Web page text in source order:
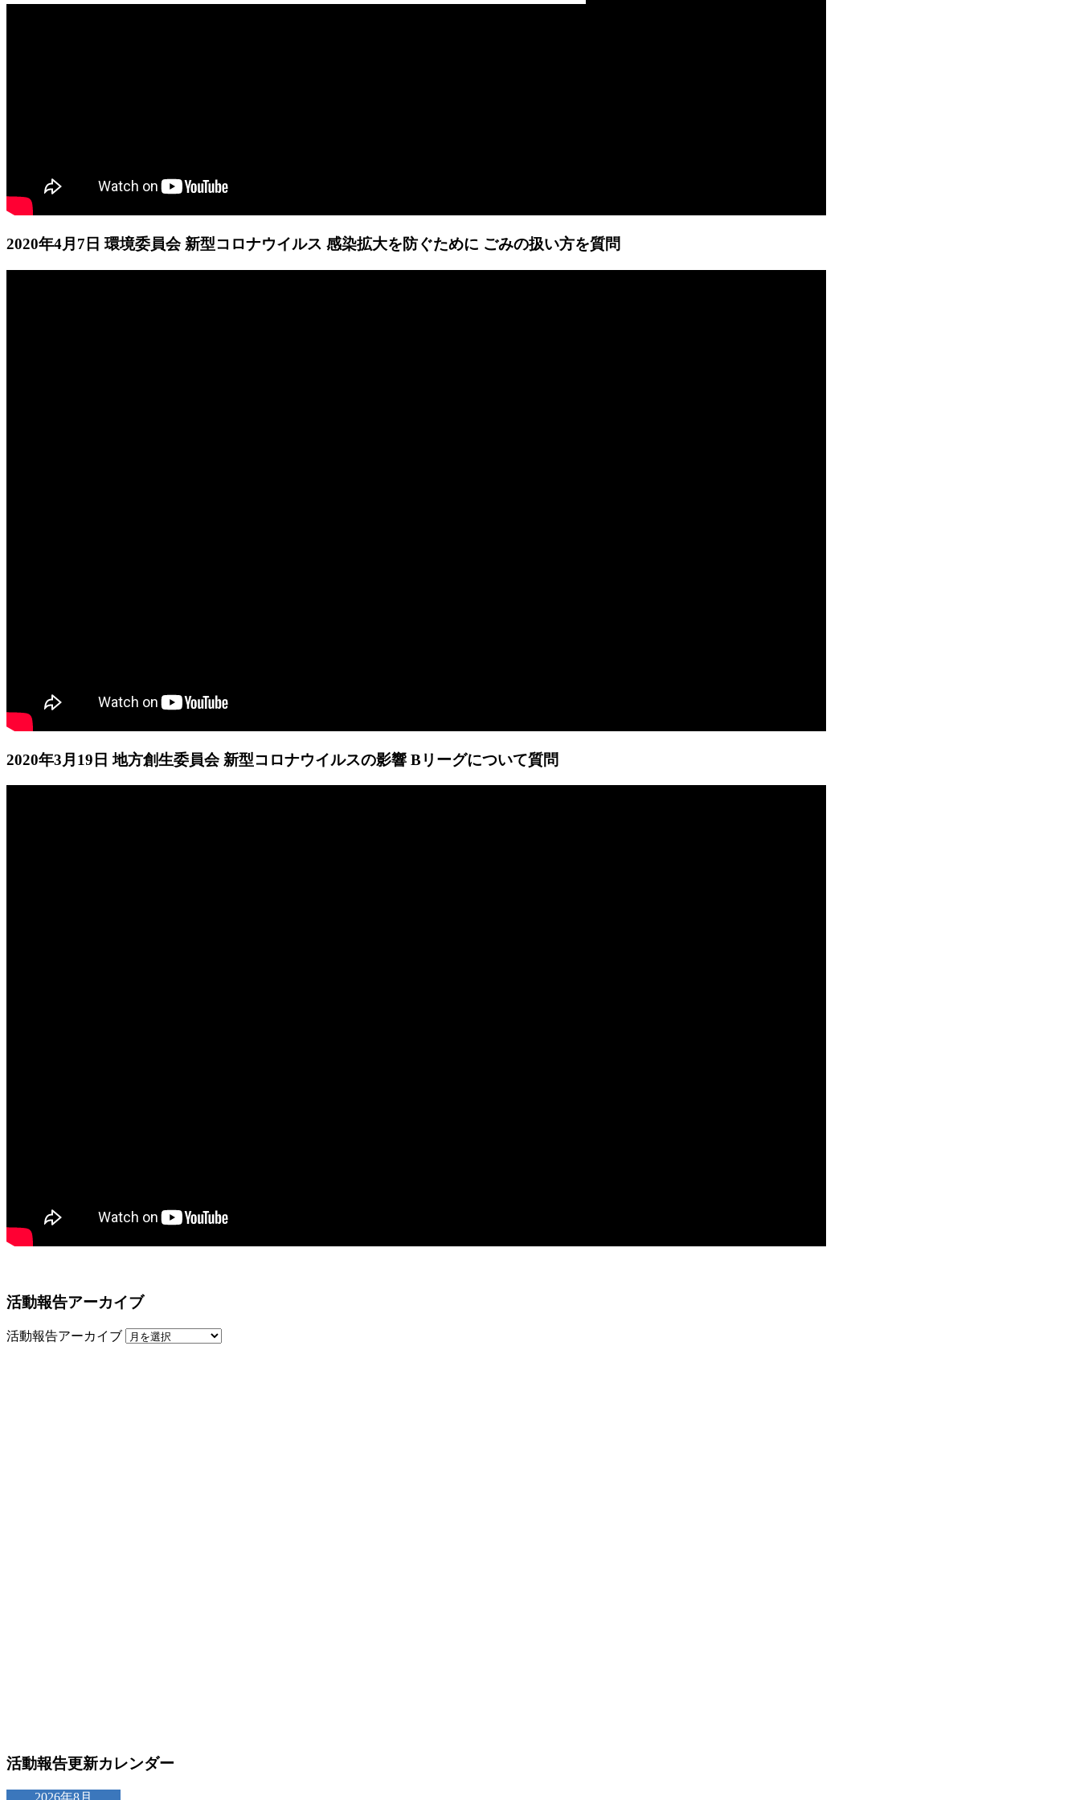
2020年4月7日 環境委員会 新型コロナウイルス 感染拡大を防ぐために ごみの扱い方を質問
2020年3月19日 地方創生委員会 新型コロナウイルスの影響 Bリーグについて質問
活動報告アーカイブ
活動報告アーカイブ
活動報告更新カレンダー